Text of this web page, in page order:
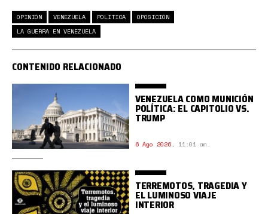
OPINIÓN VENEZUELA POLÍTICA
OPOSICIÓN
LA GUERRA EN VENEZUELA
CONTENIDO RELACIONADO
VENEZUELA COMO MUNICIÓN
POLÍTICA: EL CAPITOLIO VS.
TRUMP
6 Ago 2026, 11:01 am.
TERREMOTOS, TRAGEDIA Y
EL LUMINOSO VIAJE
INTERIOR